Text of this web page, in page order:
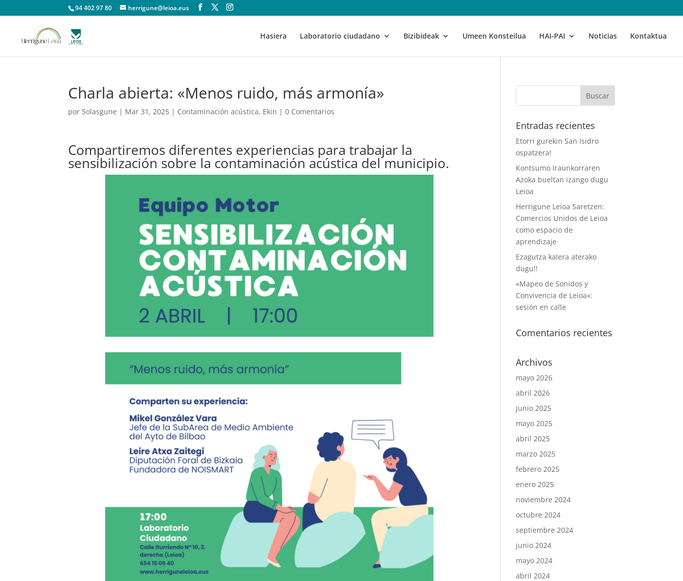
94 402 97 80 herrigune@leioa.eus
Hasiera Laboratorio ciudadano Bizibideak Umeen Konsteilua HAI-PAI Noticias Kontaktua
Charla abierta: «Menos ruido, más armonía»
porSolasgune | Mar 31, 2025 | Contaminación acústica, Ekin |0 Comentarios
Compartiremos diferentes experiencias para trabajar la
sensibilización sobre la contaminación acústica del municipio.
Entradas recientes
Etorri gurekin San Isidro
ospatzera!
Kontsumo Iraunkorraren
Azoka bueltan izango dugu
Leioa
Herrigune Leioa Saretzen:
Comercios Unidos de Leioa
como espacio de
aprendizaje
Ezagutza kalera aterako
dugu!!
«Mapeo de Sonidos y
Convivencia de Leioa»:
sesión en calle
Comentarios recientes
Archivos
mayo 2026
abril 2026
junio 2025
mayo 2025
abril 2025
marzo 2025
febrero 2025
enero 2025
noviembre 2024
octubre 2024
septiembre 2024
junio 2024
mayo 2024
abril 2024